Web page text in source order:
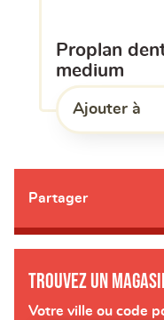
proplan dental care chien
medium
Ajouter à
l'une de
Partager
Trouvez un
Votre ville ou code